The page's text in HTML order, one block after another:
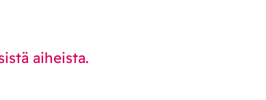
aiheista.